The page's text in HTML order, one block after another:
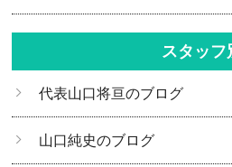
スタッフ
代表山口将亘のブログ
山口純史のブログ